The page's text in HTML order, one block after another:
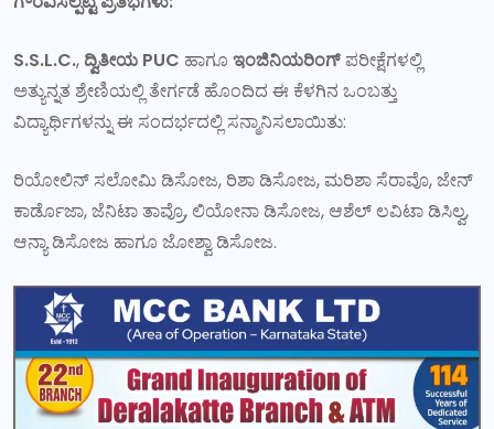
S.S.L.C., ದ್ವಿತೀಯ PUC ಹಾಗೂ ಇಂಜಿನಿಯರಿಂಗ್ ಪರೀಕ್ಷೆಗಳಲ್ಲಿ
ಅತ್ಯುನ್ನತ ಶ್ರೇಣಿಯಲ್ಲಿ ತೇರ್ಗಡೆ ಹೊಂದಿದ ಈ ಕೆಳಗಿನ ಒಂಬತ್ತು
ವಿದ್ಯಾರ್ಥಿಗಳನ್ನು ಈ ಸಂದರ್ಭದಲ್ಲಿ ಸನ್ಮಾನಿಸಲಾಯಿತು:
ರಿಯೋಲಿನ್ ಸಲೋಮಿ ಡಿಸೋಜ, ರಿಶಾ ಡಿಸೋಜ, ಮರಿಶಾ ಸೆರಾವೊ, ಜೇನ್
ಕಾರ್ಡೊಜಾ, ಜೆನಿಟಾ ತಾವ್ರೊ, ಲಿಯೋನಾ ಡಿಸೋಜ, ಆಶೆಲ್ ಲವಿಟಾ ಡಿಸಿಲ್ವ,
ಆನ್ಯಾ ಡಿಸೋಜ ಹಾಗೂ ಜೋಶ್ವಾ ಡಿಸೋಜ.